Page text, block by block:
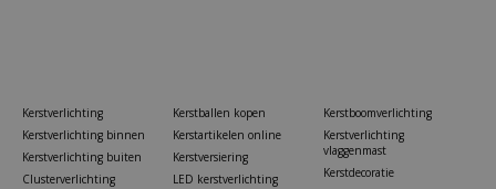
Kerstverlichting
Kerstverlichting binnen
Kerstverlichting buiten
Clusterverlichting
Kerstballen kopen
Kerstartikelen online
Kerstversiering
LED kerstverlichting
Kerstboomverlichting
Kerstverlichting
vlaggenmast
Kerstdecoratie